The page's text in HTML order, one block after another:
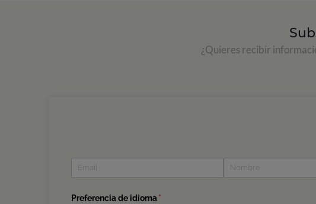
¿Quieres recibir